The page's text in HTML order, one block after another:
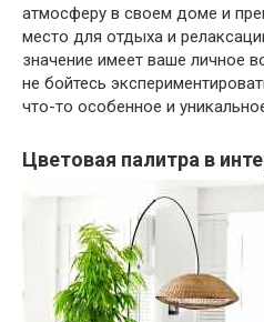
атмосферу в своем доме и
место для отдыха и
значение имеет ваше личное
не бойтесь
что-то особенное и
Цветовая палитра в